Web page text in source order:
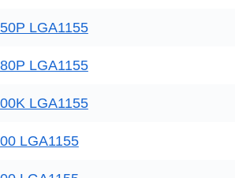
LGA1155
LGA1155
LGA1155
LGA1155